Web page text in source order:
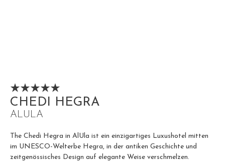
CHEDI HEGRA
ALULA
The Chedi Hegra in AlUla ist ein einzigartiges Luxushotel mitten
im UNESCO-Welterbe Hegra, in der antiken Geschichte und
zeitgenössisches Design auf elegante Weise verschmelzen.